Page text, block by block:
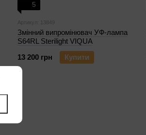
5
Артикул: 13849
Змінний випромінювач УФ-лампа
S64RL Sterilight VIQUA
13 200 грн
Купити